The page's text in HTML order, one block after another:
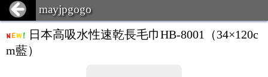
mayjpgogo
日本高吸水性速乾長毛巾HB-8001（34×120c
m藍）